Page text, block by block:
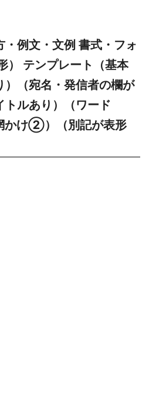
・例文・文例 書式・フォ
） テンプレート（基本
）（宛名・発信者の欄が
トルあり）（ワード
かけ②）（別記が表形